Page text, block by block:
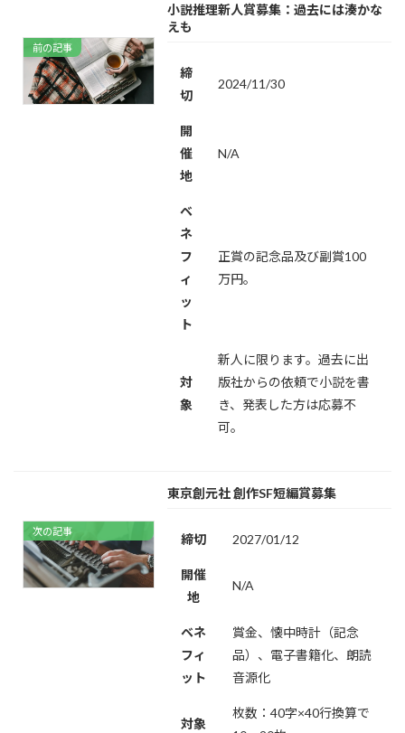
前の記事
小説推理新人賞募集：過去には湊かな
えも
締
切
2024/11/30
開
催
地
N/A
ベ
ネ
フ
ィ
ッ
ト
正賞の記念品及び副賞100
万円。
対
象
新人に限ります。過去に出
版社からの依頼で小説を書
き、発表した方は応募不
可。
次の記事
東京創元社 創作SF短編賞募集
締切 2027/01/12
開催
地
N/A
ベネ
フィ
ット
賞金、懐中時計（記念
品）、電子書籍化、朗読
音源化
対象
枚数：40字×40行換算で